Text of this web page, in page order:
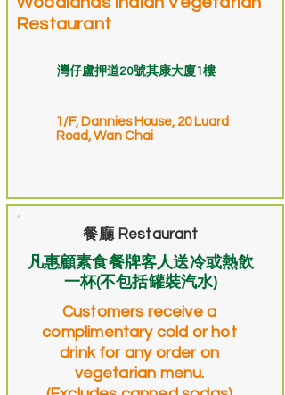
Restaurant
灣仔盧押道20號其康大廈1樓
1/F, Dannies House, 20 Luard
Road, Wan Chai
餐廳 Restaurant
凡惠顧素食餐牌客人送冷或熱飲
一杯(不包括罐裝汽水)
Customers receive a
complimentary cold or hot
drink for any order on
vegetarian menu.